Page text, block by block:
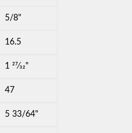
5/8"
16.5
1 27⁄32"
47
5 33/64"